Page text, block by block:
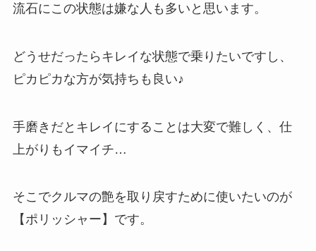
流石にこの状態は嫌な人も多いと思います。
どうせだったらキレイな状態で乗りたいですし、
ピカピカな方が気持ちも良い♪
手磨きだとキレイにすることは大変で難しく、仕
上がりもイマイチ…
そこでクルマの艶を取り戻すために使いたいのが
【ポリッシャー】です。